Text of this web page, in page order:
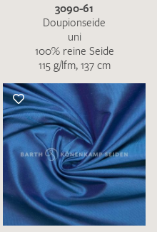
3090-61
Doupionseide
uni
100% reine Seide
115 g/lfm, 137 cm